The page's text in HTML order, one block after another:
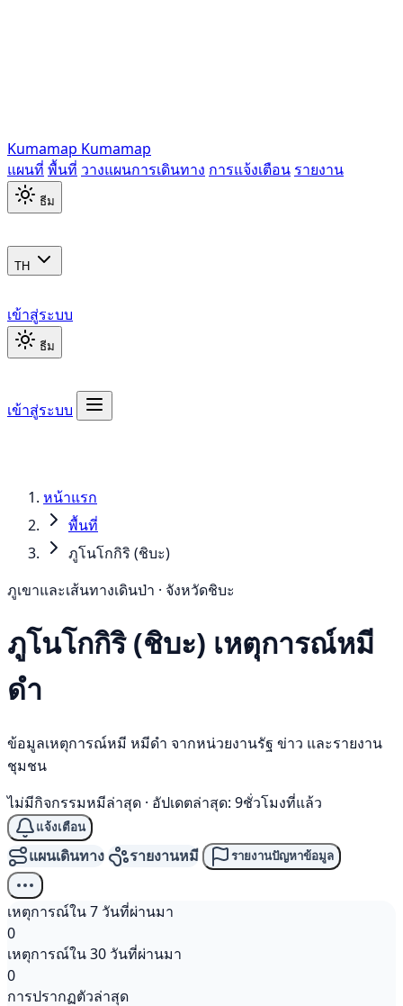
Kumamap Kumamap
แผนที่ พื้นที่ วางแผนการเดินทาง การแจ้งเตือน รายงาน
ธีม
TH
เข้าสู่ระบบ
ธีม
เข้าสู่ระบบ
หน้าแรก
พื้นที่
ภูโนโกกิริ (ชิบะ)
ภูเขาและเส้นทางเดินป่า · จังหวัดชิบะ
ภูโนโกกิริ (ชิบะ) เหตุการณ์หมี
ดำ
ข้อมูลเหตุการณ์หมี หมีดำ จากหน่วยงานรัฐ ข่าว และรายงาน
ชุมชน
ไม่มีกิจกรรมหมีล่าสุด · อัปเดตล่าสุด: 9ชั่วโมงที่แล้ว
แจ้งเตือน
แผนเดินทาง รายงานหมี รายงานปัญหาข้อมูล
เหตุการณ์ใน 7 วันที่ผ่านมา
0
เหตุการณ์ใน 30 วันที่ผ่านมา
0
การปรากฏตัวล่าสุด